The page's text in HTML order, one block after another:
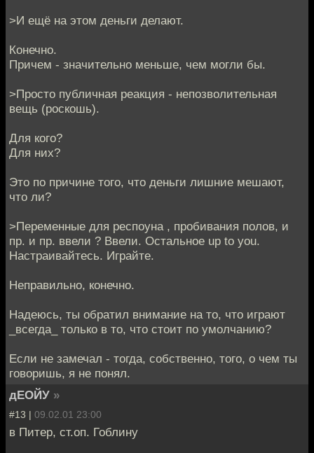
>И ещё на этом деньги делают.
Конечно.
Причем - значительно меньше, чем могли бы.
>Просто публичная реакция - непозволительная
вещь (роскошь).
Для кого?
Для них?
Это по причине того, что деньги лишние мешают,
что ли?
>Переменные для респоуна , пробивания полов, и
пр. и пр. ввели ? Ввели. Остальное up to you.
Настраивайтесь. Играйте.
Неправильно, конечно.
Надеюсь, ты обратил внимание на то, что играют
_всегда_ только в то, что стоит по умолчанию?
Если не замечал - тогда, собственно, того, о чем ты
говоришь, я не понял.
дЕОЙУ »
#13 | 09.02.01 23:00
в Питер, ст.оп. Гоблину